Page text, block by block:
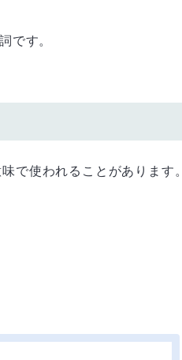
です。
で使われることがあります。